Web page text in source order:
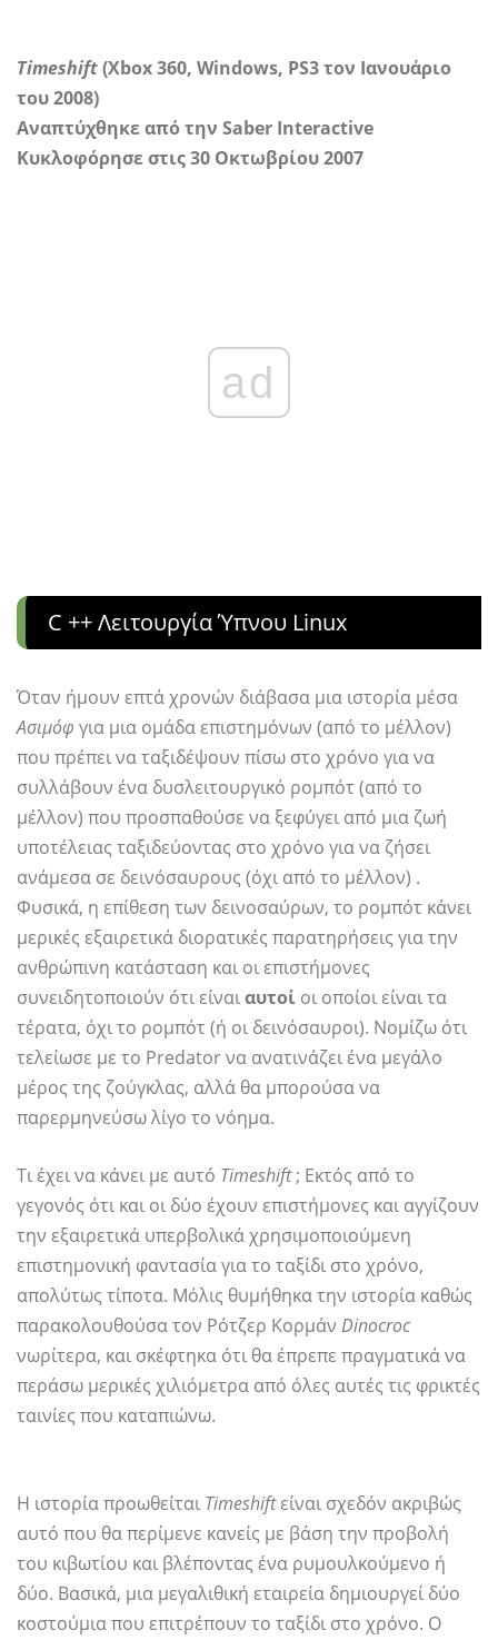
Timeshift(Xbox 360, Windows, PS3 τον Ιανουάριο
του 2008)
Αναπτύχθηκε από την Saber Interactive
Κυκλοφόρησε στις 30 Οκτωβρίου 2007
ad
C ++ Λειτουργία Ύπνου Linux
Όταν ήμουν επτά χρονών διάβασα μια ιστορία μέσα
Ασιμόφ για μια ομάδα επιστημόνων (από το μέλλον)
που πρέπει να ταξιδέψουν πίσω στο χρόνο για να
συλλάβουν ένα δυσλειτουργικό ρομπότ (από το
μέλλον) που προσπαθούσε να ξεφύγει από μια ζωή
υποτέλειας ταξιδεύοντας στο χρόνο για να ζήσει
ανάμεσα σε δεινόσαυρους (όχι από το μέλλον) .
Φυσικά, η επίθεση των δεινοσαύρων, το ρομπότ κάνει
μερικές εξαιρετικά διορατικές παρατηρήσεις για την
ανθρώπινη κατάσταση και οι επιστήμονες
συνειδητοποιούν ότι είναιαυτοί οι οποίοι είναι τα
τέρατα, όχι το ρομπότ (ή οι δεινόσαυροι). Νομίζω ότι
τελείωσε με το Predator να ανατινάζει ένα μεγάλο
μέρος της ζούγκλας, αλλά θα μπορούσα να
παρερμηνεύσω λίγο το νόημα.
Τι έχει να κάνει με αυτό Timeshift; Εκτός από το
γεγονός ότι και οι δύο έχουν επιστήμονες και αγγίζουν
την εξαιρετικά υπερβολικά χρησιμοποιούμενη
επιστημονική φαντασία για το ταξίδι στο χρόνο,
απολύτως τίποτα. Μόλις θυμήθηκα την ιστορία καθώς
παρακολουθούσα τον Ρότζερ Κορμάν Dinocroc
νωρίτερα, και σκέφτηκα ότι θα έπρεπε πραγματικά να
περάσω μερικές χιλιόμετρα από όλες αυτές τις φρικτές
ταινίες που καταπιώνω.
Η ιστορία προωθείται Timeshiftείναι σχεδόν ακριβώς
αυτό που θα περίμενε κανείς με βάση την προβολή
του κιβωτίου και βλέποντας ένα ρυμουλκούμενο ή
δύο. Βασικά, μια μεγαλιθική εταιρεία δημιουργεί δύο
κοστούμια που επιτρέπουν το ταξίδι στο χρόνο. Ο